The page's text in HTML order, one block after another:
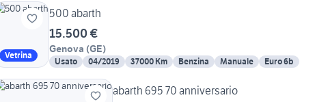
Vetrina
500 abarth
15.500 €
Genova (GE)
Usato 04/2019 37000 Km Benzina Manuale Euro 6b
abarth 695 70 anniversario